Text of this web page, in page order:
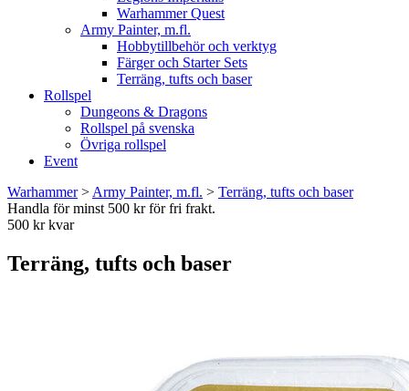
Warhammer Quest
Army Painter, m.fl.
Hobbytillbehör och verktyg
Färger och Starter Sets
Terräng, tufts och baser
Rollspel
Dungeons & Dragons
Rollspel på svenska
Övriga rollspel
Event
Warhammer> Army Painter, m.fl. > Terräng, tufts och baser
Handla för minst 500 kr för fri frakt.
500 kr kvar
Terräng, tufts och baser